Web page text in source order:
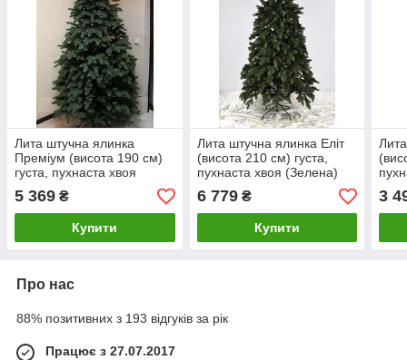
Лита штучна ялинка
Преміум (висота 190 см)
густа, пухнаста хвоя
(Зелена)
5 369 ₴
Купити
Лита штучна ялинка Еліт
(висота 210 см) густа,
пухнаста хвоя (Зелена)
6 779₴
Купити
3
Про нас
88% позитивних з 193 відгуків за рік
Працює з 27.07.2017